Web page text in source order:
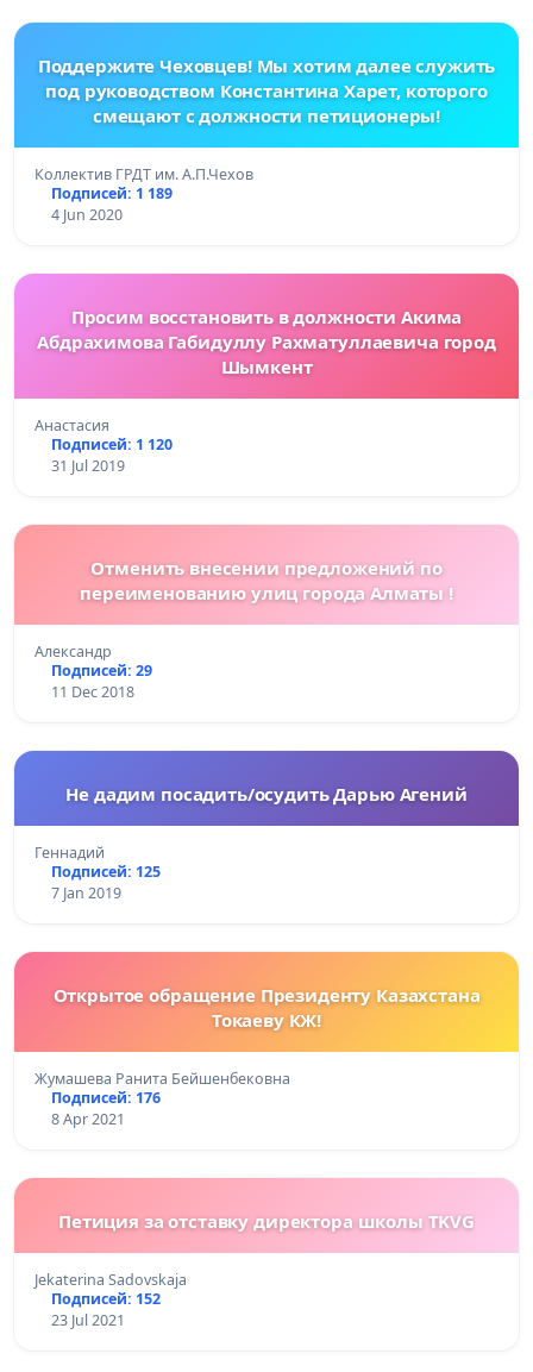
Поддержите Чеховцев! Мы хотим далее служить
под руководством Константина Харет, которого
смещают с должности петиционеры!
Коллектив ГРДТ им. А.П.Чехов
Подписей: 1 189
4 Jun 2020
Просим восстановить в должности Акима
Абдрахимова Габидуллу Рахматуллаевича город
Шымкент
Анастасия
Подписей: 1 120
31 Jul 2019
Отменить внесении предложений по
переименованию улиц города Алматы !
Александр
Подписей: 29
11 Dec 2018
Не дадим посадить/осудить Дарью Агений
Геннадий
Подписей: 125
7 Jan 2019
Открытое обращение Президенту Казахстана
Токаеву КЖ!
Жумашева Ранита Бейшенбековна
Подписей: 176
8 Apr 2021
Петиция за отставку директора школы TKVG
Jekaterina Sadovskaja
Подписей: 152
23 Jul 2021